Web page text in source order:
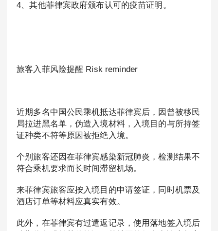
4、其他菲律宾政府颁布认可的疫苗证明。
旅客入菲风险提醒 Risk reminder
近期多名中国公民乘机抵达菲律宾后，因曾被移民
局拉进黑名单，伪造入境材料，入境目的与所持签
证种类不符等原因被拒绝入境。
个别旅客还因在菲律宾感染新冠肺炎，检测结果不
符合乘机要求而长时间滞留机场。
来菲律宾旅客应按入境目的申请签证，同时机票及
酒店订单等材料应真实有效。
此外，在菲律宾有过遣返记录，使用落地签入境后